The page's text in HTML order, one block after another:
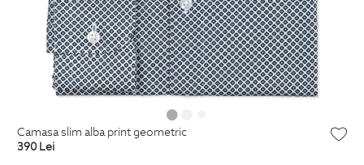
camasa slim alba print geometric
390 Lei